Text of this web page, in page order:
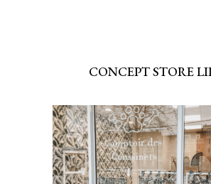
CONCEPT STORE